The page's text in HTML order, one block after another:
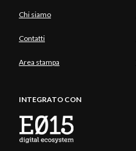
Chi siamo
Contatti
Area stampa
INTEGRATO CON